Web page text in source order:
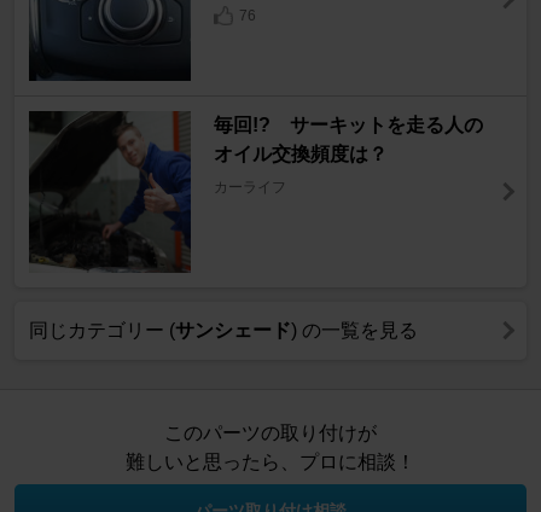
76
毎回!? サーキットを走る人の
オイル交換頻度は？
カーライフ
同じカテゴリー (サンシェード) の一覧を見る
このパーツの取り付けが
難しいと思ったら、プロに相談！